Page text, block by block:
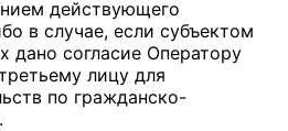
действующего
в случае, если субъектом
дано согласие Оператору
лицу для
по гражданско-